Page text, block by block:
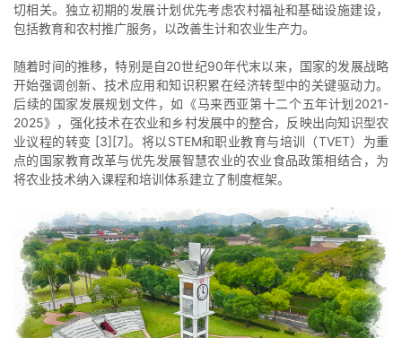
切相关。独立初期的发展计划优先考虑农村福祉和基础设施建设，
包括教育和农村推广服务，以改善生计和农业生产力。
随着时间的推移，特别是自20世纪90年代末以来，国家的发展战略
开始强调创新、技术应用和知识积累在经济转型中的关键驱动力。
后续的国家发展规划文件，如《马来西亚第十二个五年计划2021-
2025》，强化技术在农业和乡村发展中的整合，反映出向知识型农
业议程的转变 [3][7]。将以STEM和职业教育与培训（TVET）为重
点的国家教育改革与优先发展智慧农业的农业食品政策相结合，为
将农业技术纳入课程和培训体系建立了制度框架。